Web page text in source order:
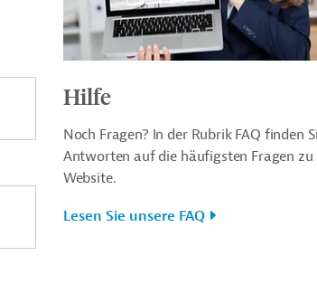
Hilfe
Noch Fragen? In der Rubrik FAQ finden
Antworten auf die häufigsten Fragen zu
Website.
Lesen Sie unsere FAQ